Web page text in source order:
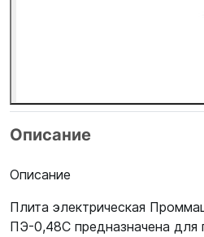
Описание
Описание
Плита электрическая
ПЭ-0,48С предназначена для